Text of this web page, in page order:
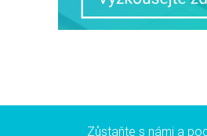
Zůstaňte s námi a